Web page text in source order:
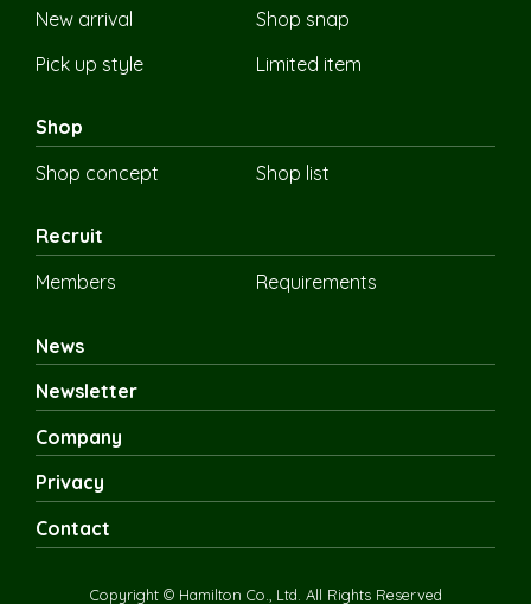
New arrival
Shop snap
Pick up style
Limited item
Shop
Shop concept
Shop list
Recruit
Members
Requirements
News
Newsletter
Company
Privacy
Contact
Copyright © Hamilton Co., Ltd. All Rights Reserved